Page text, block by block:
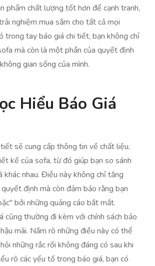
phẩm chất lượng tốt hơn để cạnh tranh,
nghiệm mua sắm cho tất cả mọi
trong tay báo giá chi tiết, bạn không chỉ
mà còn là một phần của quyết định
gian sống của mình.
Hiểu Báo Giá
sẽ cung cấp thông tin về chất liệu,
kế của sofa, từ đó giúp bạn so sánh
khác nhau. Điều này không chỉ tăng
định mà còn đảm bảo rằng bạn
bởi những quảng cáo bắt mắt.
cũng thường đi kèm với chính sách bảo
mãi. Nắm rõ những điều này có thể
những rắc rối không đáng có sau khi
rõ các yếu tố trong báo giá, bạn có